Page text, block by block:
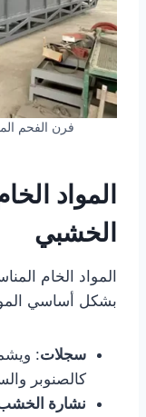
فرن الفحم
المواد
الخشبي
المواد الخام
بشكل أساسي
سجلات:
كالصنوبر
نشارة